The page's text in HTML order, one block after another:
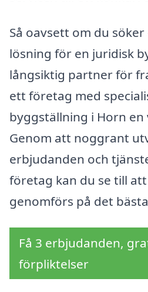
Så oavsett om du
lösning för en juridisk
långsiktig partner för
ett företag med
byggställning i Horn
Genom att noggrant
erbjudanden och
företag kan du se till
genomförs på det
Få 3 erbjudanden,
förpliktelser